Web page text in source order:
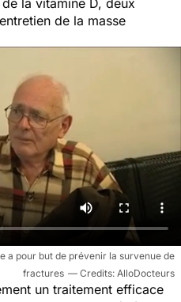
de la masse
a pour but de prévenir la survenue de
fractures
AlloDocteurs
un traitement efficace